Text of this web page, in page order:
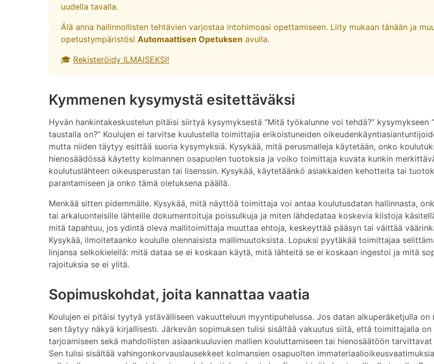
uudella tavalla.
Älä anna hallinnollisten tehtävien varjostaa intohimoasi opettamiseen. Liity mukaan tänään ja
opetustympäristösi Automaattisen Opetuksen avulla.
🎓 Rekisteröidy ILMAISEKSI!
Kymmenen kysymystä esitettäväksi
Hyvän hankintakeskustelun pitäisi siirtyä kysymyksestä ”Mitä työkalunne voi tehdä?” kysymykseen
taustalla on?” Koulujen ei tarvitse kuulustella toimittajia erikoistuneiden
mutta niiden täytyy esittää suoria kysymyksiä. Kysykää, mitä perusmalleja käytetään, onko
hienosäädössä käytetty kolmannen osapuolen tuotoksia ja voiko toimittaja kuvata kunkin
koulutuslähteen oikeusperustan tai lisenssin. Kysykää, käytetäänkö asiakkaiden kehotteita tai
parantamiseen ja onko tämä oletuksena päällä.
Menkää sitten pidemmälle. Kysykää, mitä näyttöä toimittaja voi antaa koulutusdatan hallinnasta,
tai arkaluonteisille lähteille dokumentoituja poissulkuja ja miten lähdedataa koskevia kiistoja
mitä tapahtuu, jos ydintä oleva mallitoimittaja muuttaa ehtoja, keskeyttää pääsyn tai väittää
Kysykää, ilmoitetaanko koululle olennaisista mallimuutoksista. Lopuksi pyytäkää toimittajaa
linjansa selkokielellä: mitä dataa se ei koskaan käytä, mitä lähteitä se ei koskaan ingestoi ja mitä
rajoituksia se ei ylitä.
Sopimuskohdat, joita kannattaa vaatia
Koulujen ei pitäisi tyytyä ystävälliseen vakuutteluun myyntipuhelussa. Jos datan alkuperäketjulla on
sen täytyy näkyä kirjallisesti. Järkevän sopimuksen tulisi sisältää vakuutus siitä, että toimittajalla on
tarjoamiseen sekä mahdollisten asiaankuuluvien mallien kouluttamiseen tai hienosäätöön
Sen tulisi sisältää vahingonkorvauslausekkeet kolmansien osapuolten